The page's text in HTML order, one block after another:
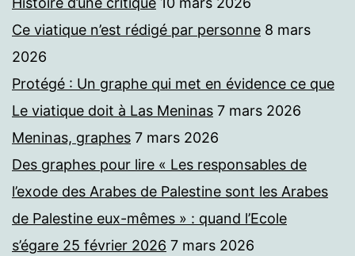
Ce viatique n’est rédigé par personne 8 mars
2026
Protégé : Un graphe qui met en évidence ce que
Le viatique doit à Las Meninas 7 mars 2026
Meninas, graphes 7 mars 2026
Des graphes pour lire « Les responsables de
l’exode des Arabes de Palestine sont les Arabes
de Palestine eux-mêmes » : quand l’Ecole
s’égare 25 février 2026 7 mars 2026